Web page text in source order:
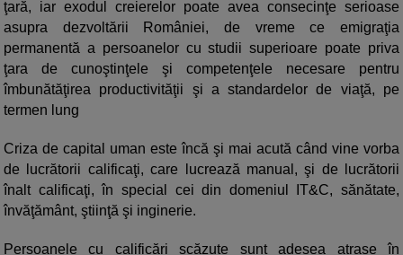
ţară, iar exodul creierelor poate avea consecinţe serioase
asupra dezvoltării României, de vreme ce emigraţia
permanentă a persoanelor cu studii superioare poate priva
ţara de cunoştinţele şi competenţele necesare pentru
îmbunătăţirea productivităţii şi a standardelor de viaţă, pe
termen lung
Criza de capital uman este încă şi mai acută când vine vorba
de lucrătorii calificaţi, care lucrează manual, şi de lucrătorii
înalt calificaţi, în special cei din domeniul IT&C, sănătate,
învăţământ, ştiinţă şi inginerie.
Persoanele cu calificări scăzute sunt adesea atrase în